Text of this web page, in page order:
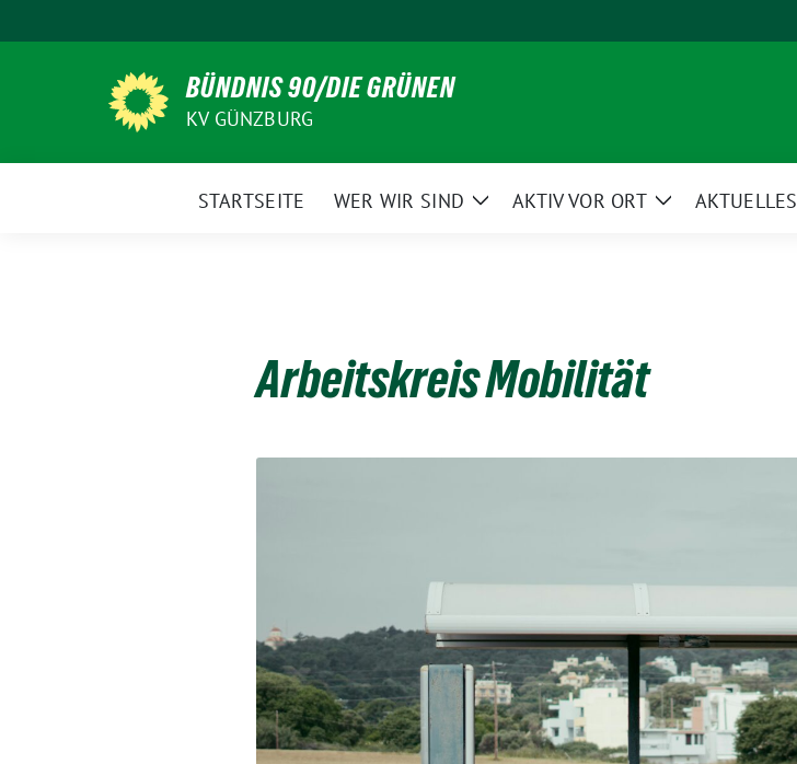
zum
BÜNDNIS 90/DIE GRÜNEN
KV GÜNZBURG
STARTSEITE WER WIR SIND
ZeigeAKTIV VOR ORT
ZeigeAKTUELLES
Arbeitskreis Mobilität